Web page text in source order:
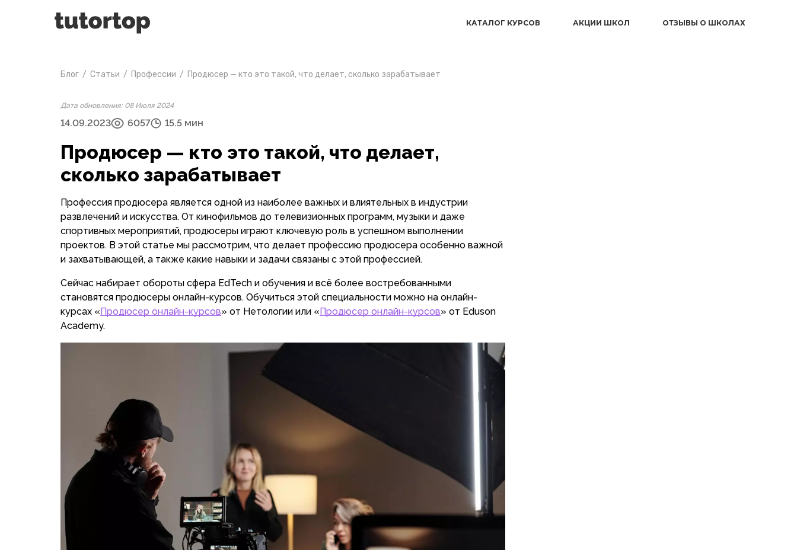
КАТАЛОГ КУРСОВ АКЦИИ ШКОЛ ОТЗЫВЫ О ШКОЛАХ
Блог / Статьи / Профессии / Продюсер — кто это такой, что делает, сколько зарабатывает
Дата обновления: 08 Июля 2024
14.09.2023 6057 15.5 мин
Продюсер — кто это такой, что делает,
сколько зарабатывает
Профессия продюсера является одной из наиболее важных и влиятельных в индустрии
развлечений и искусства. От кинофильмов до телевизионных программ, музыки и даже
спортивных мероприятий, продюсеры играют ключевую роль в успешном выполнении
проектов. В этой статье мы рассмотрим, что делает профессию продюсера особенно важной
и захватывающей, а также какие навыки и задачи связаны с этой профессией.
Сейчас набирает обороты сфера EdTech и обучения и всё более востребованными
становятся продюсеры онлайн-курсов. Обучиться этой специальности можно на онлайн-
курсах «Продюсер онлайн-курсов» от Нетологии или «Продюсер онлайн-курсов» от Eduson
Academy.